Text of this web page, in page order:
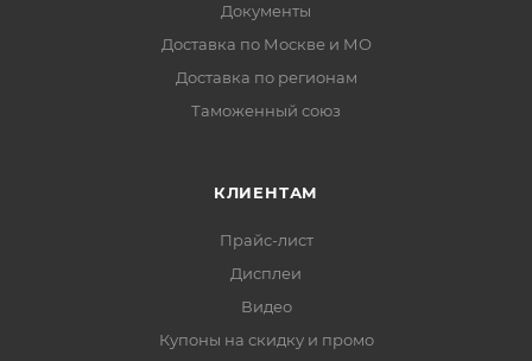
Документы
Доставка по Москве и МО
Доставка по регионам
Таможенный союз
КЛИЕНТАМ
Прайс-лист
Дисплеи
Видео
Купоны на скидку и промо